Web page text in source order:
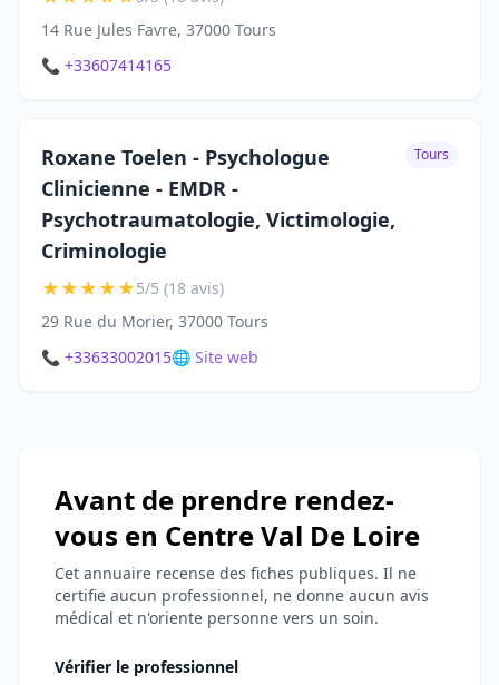
14 Rue Jules Favre, 37000 Tours
📞 +33607414165
Roxane Toelen - Psychologue
Clinicienne - EMDR -
Psychotraumatologie, Victimologie,
Criminologie
Tours
★★★★★5/5 (18 avis)
29 Rue du Morier, 37000 Tours
📞 +33633002015🌐 Site web
Avant de prendre rendez-
vous en Centre Val De Loire
Cet annuaire recense des fiches publiques. Il ne
certifie aucun professionnel, ne donne aucun avis
médical et n'oriente personne vers un soin.
Vérifier le professionnel